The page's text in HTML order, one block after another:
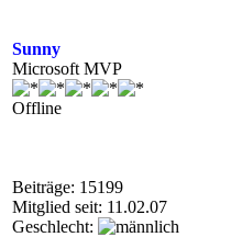
Sunny
Microsoft MVP
Offline
Beiträge: 15199
Mitglied seit: 11.02.07
Geschlecht: